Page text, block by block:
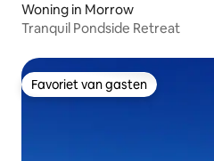
Woning in Morrow
Tranquil Pondside Retreat
Favoriet van gasten
Favoriet van gasten